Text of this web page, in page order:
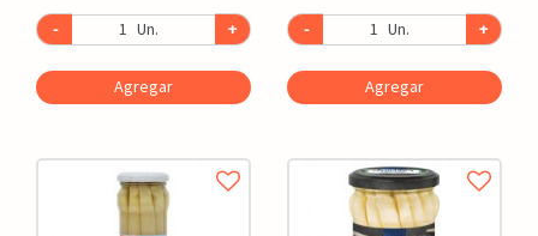
- Un. +
Agregar
- Un. +
Agregar